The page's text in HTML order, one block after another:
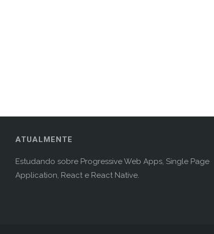
ATUALMENTE
Estudando sobre Progressive Web Apps, Single Page
Application, React e React Native.